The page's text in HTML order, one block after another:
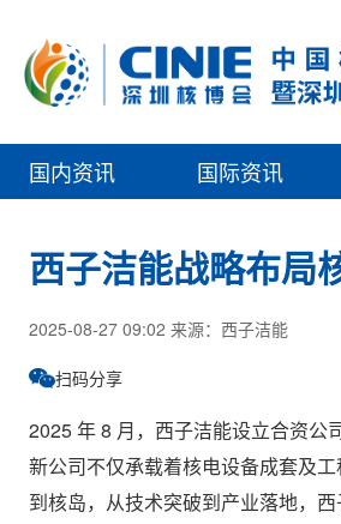
国内资讯 国际资讯
西子洁能战略布局
2025-08-27 09:02 来源：西子洁能
扫码分享
2025 年 8 月，西子洁能设立合资公
新公司不仅承载着核电设备成套及
到核岛，从技术突破到产业落地，